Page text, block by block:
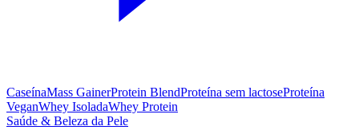
CaseínaMass GainerProtein BlendProteína sem lactoseProteína
VeganWhey IsoladaWhey Protein
Saúde & Beleza da Pele